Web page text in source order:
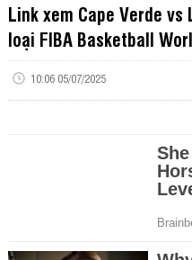
Link xem Cape Verde
loại FIBA Basketball
10:06 05/07/2025